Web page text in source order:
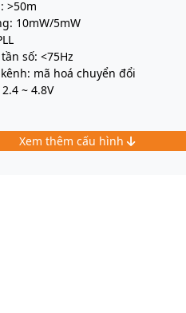
>50m
10mW/5mW
số: <75Hz
mã hoá chuyển đổi
~ 4.8V
<0.5%
và 1 cổng trộn chuẩn 6.35mm
Xem thêm cấu hình